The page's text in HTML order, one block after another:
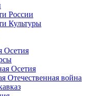
России
Культуры
Осетия
Отечественная война